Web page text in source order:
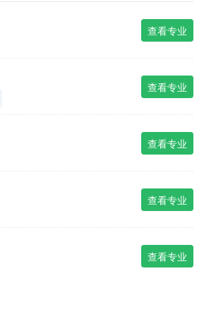
查看专业
查看专业
查看专业
查看专业
查看专业